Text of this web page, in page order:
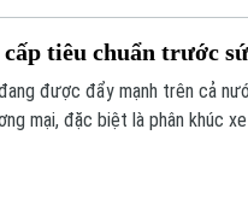
tiêu chuẩn trước
được đẩy mạnh trên cả
mại, đặc biệt là phân khúc